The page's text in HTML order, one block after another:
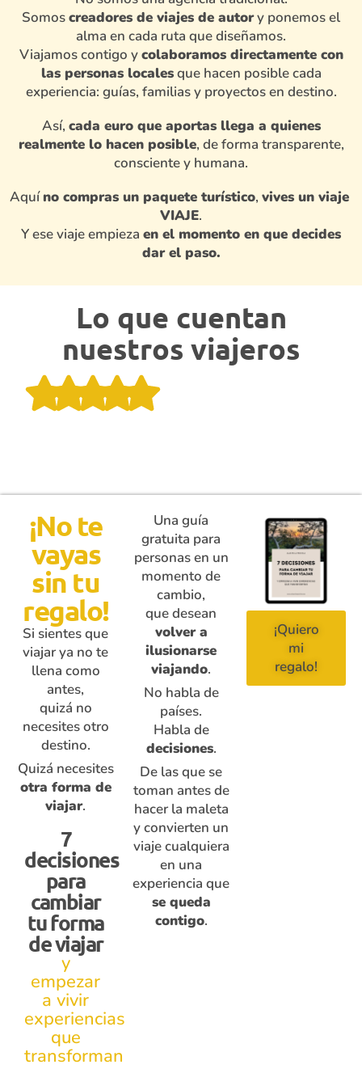
Somoscreadores de viajes de autory ponemos el
alma en cada ruta que diseñamos.
Viajamos contigo ycolaboramos directamente con
las personas localesque hacen posible cada
experiencia: guías, familias y proyectos en destino.
Así, cada euro que aportas llega a quienes
realmente lo hacen posible, de forma transparente,
consciente y humana.
Aquíno compras un paquete turístico, vives un viaje
VIAJE.
Y ese viaje empieza en el momento en que decides
dar el paso.
Lo que cuentan
nuestros viajeros
¡No te
vayas
sin tu
regalo!
Si sientes que
viajar ya no te
llena como
antes,
quizá no
necesites otro
destino.
Quizá necesites
otra forma de
viajar.
7
decisiones
para
cambiar
tu forma
de viajar
y
empezar
a vivir
experiencias
que
transforman
Una guía
gratuita para
personas en un
momento de
cambio,
que desean
volver a
ilusionarse
viajando.
No habla de
países.
Habla de
decisiones.
De las que se
toman antes de
hacer la maleta
y convierten un
viaje cualquiera
en una
experiencia que
se queda
contigo.
¡Quiero
mi
regalo!